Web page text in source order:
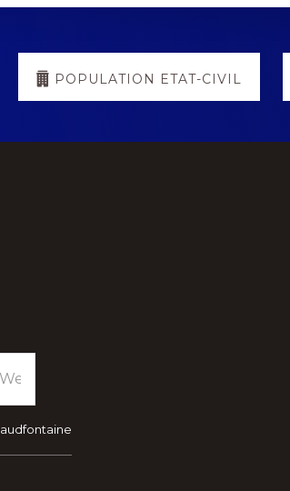
POPULATION ETAT-CIVIL